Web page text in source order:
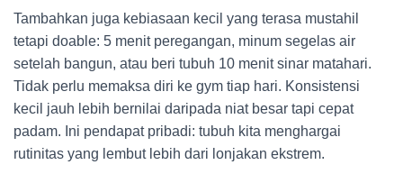
Tambahkan juga kebiasaan kecil yang terasa mustahil
tetapi doable: 5 menit peregangan, minum segelas air
setelah bangun, atau beri tubuh 10 menit sinar matahari.
Tidak perlu memaksa diri ke gym tiap hari. Konsistensi
kecil jauh lebih bernilai daripada niat besar tapi cepat
padam. Ini pendapat pribadi: tubuh kita menghargai
rutinitas yang lembut lebih dari lonjakan ekstrem.